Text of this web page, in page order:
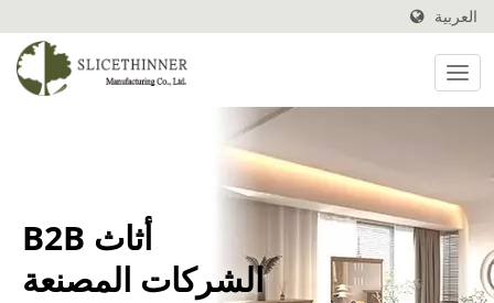
العربية
أثاث B2B
الشركات المصنعة